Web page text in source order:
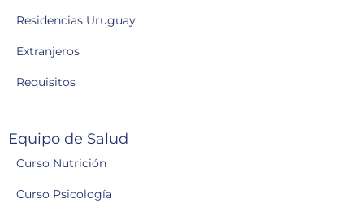
Residencias Uruguay
Extranjeros
Requisitos
Equipo de Salud
Curso Nutrición
Curso Psicología